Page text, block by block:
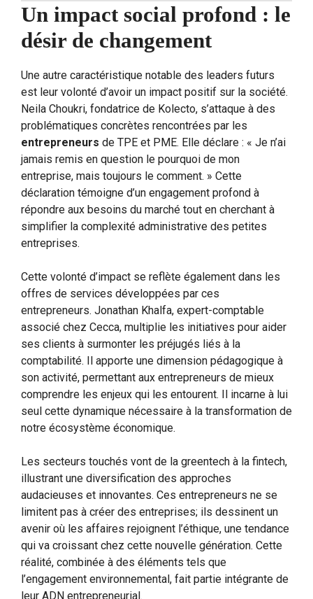
Un impact social profond : le
désir de changement
Une autre caractéristique notable des leaders futurs
est leur volonté d’avoir un impact positif sur la société.
Neila Choukri, fondatrice de Kolecto, s’attaque à des
problématiques concrètes rencontrées par les
entrepreneurs de TPE et PME. Elle déclare : « Je n’ai
jamais remis en question le pourquoi de mon
entreprise, mais toujours le comment. » Cette
déclaration témoigne d’un engagement profond à
répondre aux besoins du marché tout en cherchant à
simplifier la complexité administrative des petites
entreprises.
Cette volonté d’impact se reflète également dans les
offres de services développées par ces
entrepreneurs. Jonathan Khalfa, expert-comptable
associé chez Cecca, multiplie les initiatives pour aider
ses clients à surmonter les préjugés liés à la
comptabilité. Il apporte une dimension pédagogique à
son activité, permettant aux entrepreneurs de mieux
comprendre les enjeux qui les entourent. Il incarne à lui
seul cette dynamique nécessaire à la transformation de
notre écosystème économique.
Les secteurs touchés vont de la greentech à la fintech,
illustrant une diversification des approches
audacieuses et innovantes. Ces entrepreneurs ne se
limitent pas à créer des entreprises; ils dessinent un
avenir où les affaires rejoignent l’éthique, une tendance
qui va croissant chez cette nouvelle génération. Cette
réalité, combinée à des éléments tels que
l’engagement environnemental, fait partie intégrante de
leur ADN entrepreneurial.